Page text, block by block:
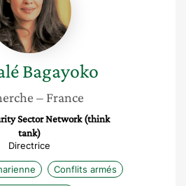
Bagayoko
– France
Sector Network (think
tank)
Directrice
Conflits armés